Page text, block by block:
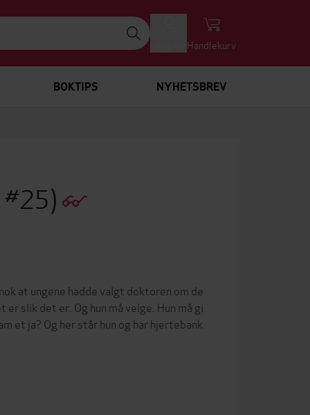
Handlekurv
BOKTIPS NYHETSBREV
#25)
at ungene hadde valgt doktoren om de
slik det er. Og hun må velge. Hun må gi
et ja? Og her står hun og har hjertebank